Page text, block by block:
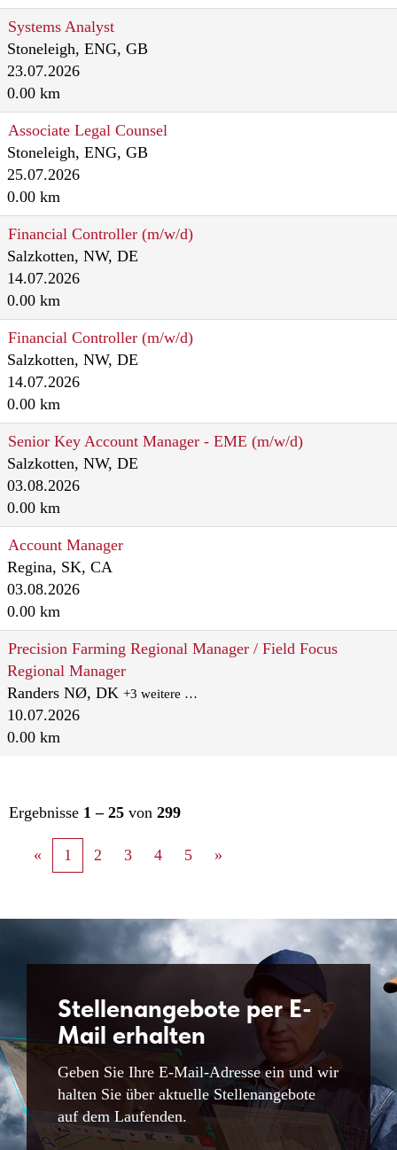
Systems Analyst
Stoneleigh, ENG, GB
23.07.2026
0.00 km
Associate Legal Counsel
Stoneleigh, ENG, GB
25.07.2026
0.00 km
Financial Controller (m/w/d)
Salzkotten, NW, DE
14.07.2026
0.00 km
Financial Controller (m/w/d)
Salzkotten, NW, DE
14.07.2026
0.00 km
Senior Key Account Manager - EME (m/w/d)
Salzkotten, NW, DE
03.08.2026
0.00 km
Account Manager
Regina, SK, CA
03.08.2026
0.00 km
Precision Farming Regional Manager / Field Focus
Regional Manager
Randers NØ, DK +3 weitere …
10.07.2026
0.00 km
Ergebnisse 1 – 25 von 299
« 1 2 3 4 5 »
Stellenangebote per E-
Mail erhalten
Geben Sie Ihre E-Mail-Adresse ein und wir
halten Sie über aktuelle Stellenangebote
auf dem Laufenden.